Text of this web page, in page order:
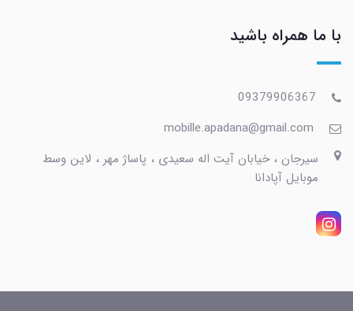
با ما همراه باشید
09379906367
mobille.apadana@gmail.com
سیرجان ، خیابان آیت اله سعیدی ، پاساژ مهر ، لاین وسط
موبایل آپادانا